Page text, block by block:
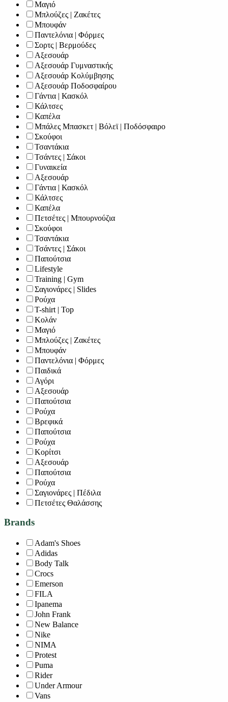
Μαγιό
Μπλούζες | Ζακέτες
Μπουφάν
Παντελόνια | Φόρμες
Σορτς | Βερμούδες
Αξεσουάρ
Αξεσουάρ Γυμναστικής
Αξεσουάρ Κολύμβησης
Αξεσουάρ Ποδοσφαίρου
Γάντια | Κασκόλ
Κάλτσες
Καπέλα
Μπάλες Μπασκετ | Βόλεϊ | Ποδόσφαιρο
Σκούφοι
Τσαντάκια
Τσάντες | Σάκοι
Γυναικεία
Αξεσουάρ
Γάντια | Κασκόλ
Κάλτσες
Καπέλα
Πετσέτες | Μπουρνούζια
Σκούφοι
Τσαντάκια
Τσάντες | Σάκοι
Παπούτσια
Lifestyle
Training | Gym
Σαγιονάρες | Slides
Ρούχα
T-shirt | Top
Κολάν
Μαγιό
Μπλούζες | Ζακέτες
Μπουφάν
Παντελόνια | Φόρμες
Παιδικά
Αγόρι
Αξεσουάρ
Παπούτσια
Ρούχα
Βρεφικά
Παπούτσια
Ρούχα
Κορίτσι
Αξεσουάρ
Παπούτσια
Ρούχα
Σαγιονάρες | Πέδιλα
Πετσέτες Θαλάσσης
Brands
Adam's Shoes
Adidas
Body Talk
Crocs
Emerson
FILA
Ipanema
John Frank
New Balance
Nike
NIMA
Protest
Puma
Rider
Under Armour
Vans